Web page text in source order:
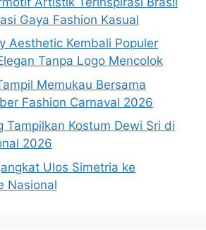
Gaya Fashion Kasual
Aesthetic Kembali Populer
Tanpa Logo Mencolok
Memukau Bersama
Fashion Carnaval 2026
Tampilkan Kostum Dewi Sri di
2026
Ulos Simetria ke
Nasional